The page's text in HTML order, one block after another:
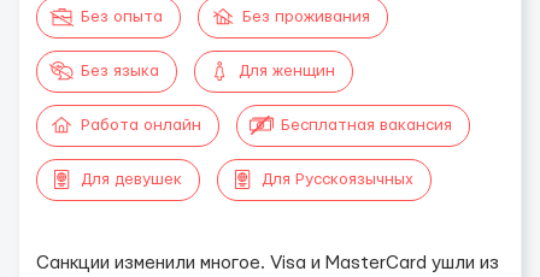
Без опыта Без проживания
Без языка Для женщин
Работа онлайн Бесплатная вакансия
Для девушек Для Русскоязычных
Санкции изменили многое. Visa и MasterCard ушли из